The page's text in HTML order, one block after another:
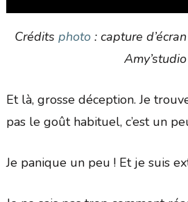
Crédits photo : capture
Amy’studio
Et là, grosse déception. Je
pas le goût habituel, c’est un
Je panique un peu ! Et je suis